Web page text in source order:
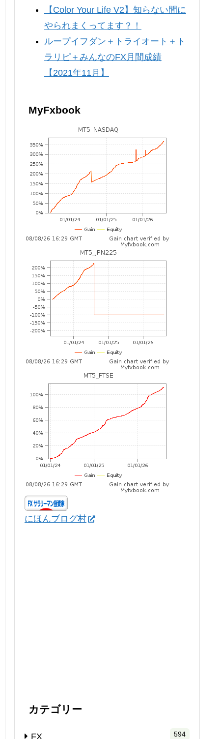
【Color Your Life V2】知らない間に
やられまくってます？！
ループイフダン＋トライオート＋ト
ラリピ＋みんなのFX月間成績
【2021年11月】
MyFxbook
にほんブログ村
カテゴリー
FX 594